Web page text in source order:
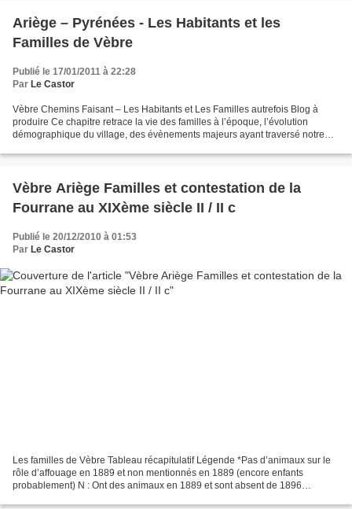
Ariège – Pyrénées - Les Habitants et les
Familles de Vèbre
Publié le 17/01/2011 à 22:28
Par Le Castor
Vèbre Chemins Faisant – Les Habitants et Les Familles autrefois Blog à
produire Ce chapitre retrace la vie des familles à l’époque, l’évolution
démographique du village, des évènements majeurs ayant traversé notre
Vèbre Ariège Familles et contestation de la
Fourrane au XIXème siècle II / II c
Publié le 20/12/2010 à 01:53
Par Le Castor
Les familles de Vèbre Tableau récapitulatif Légende *Pas d’animaux sur le
rôle d’affouage en 1889 et non mentionnés en 1889 (encore enfants
probablement) N : Ont des animaux en 1889 et sont absent de 1896